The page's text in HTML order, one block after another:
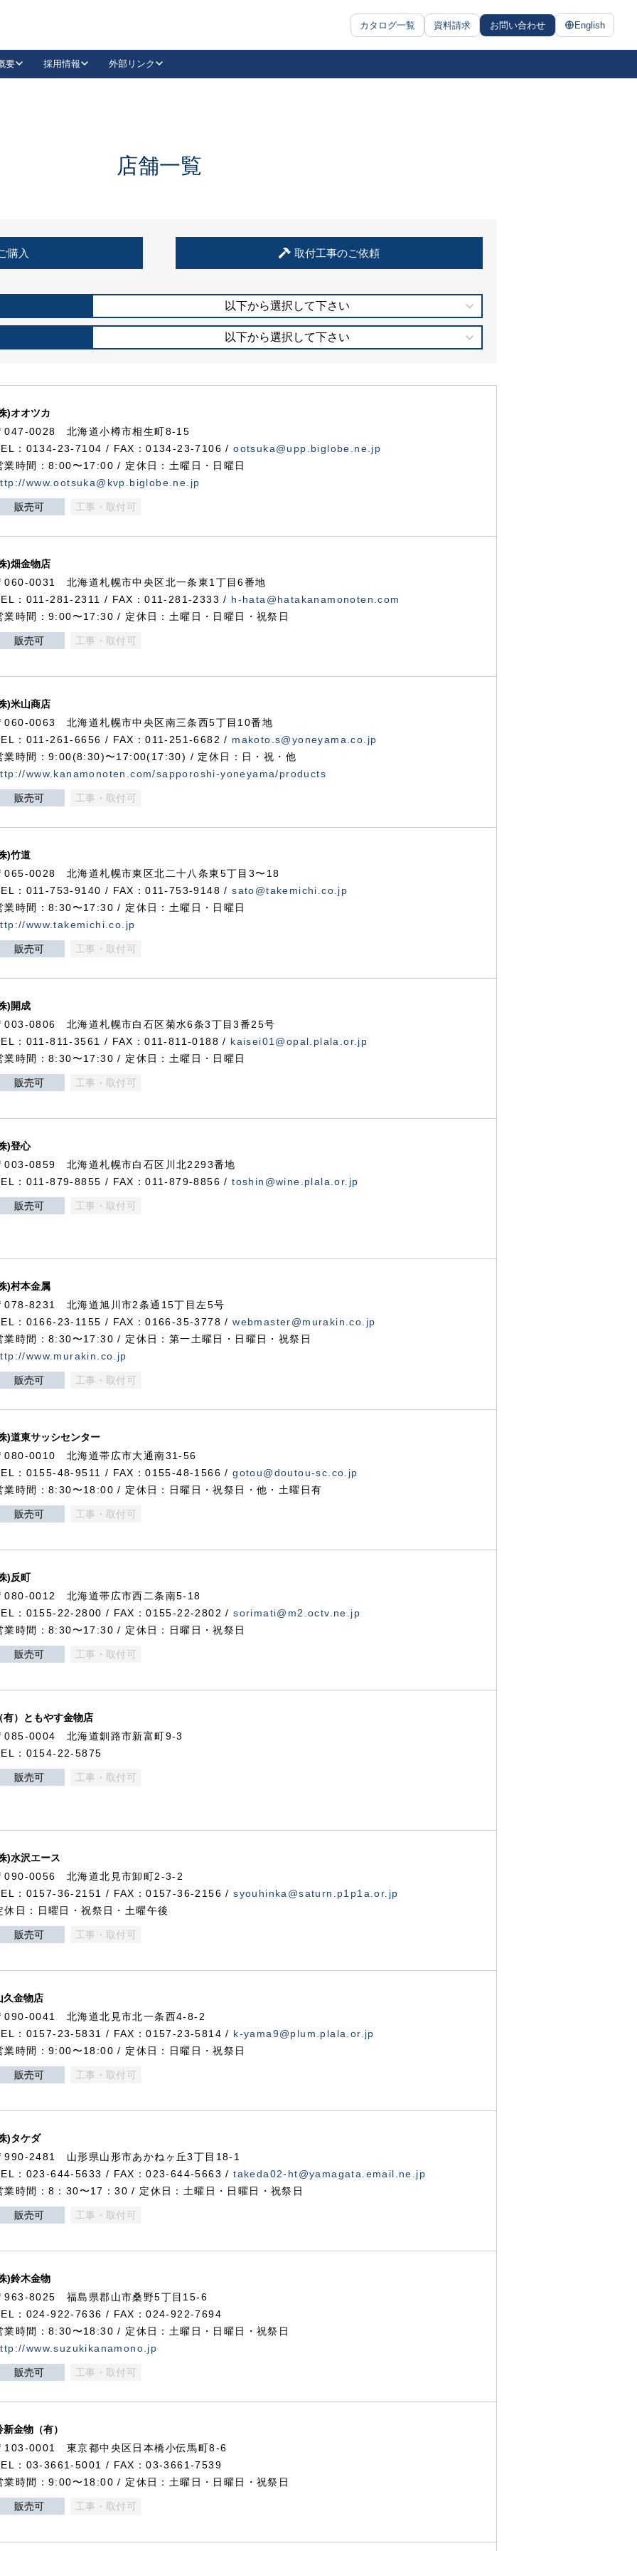
カタログ一覧 資料請求 お問い合わせ English
抗ウイルス・抗菌製品
要 採用情報 外部リンク
LinkedIn
住宅使用部材標準化推進協議会
店舗一覧
購入 取付工事のご依頼
以下から選択して下さい
以下から選択して下さい
)オオツカ
047-0028 北海道小樽市相生町8-15
：0134-23-7104 / FAX：0134-23-7106 /ootsuka@upp.biglobe.ne.jp
業時間：8:00〜17:00 / 定休日：土曜日・日曜日
www.ootsuka@kvp.biglobe.ne.jp
販売可 工事・取付可
)畑金物店
060-0031 北海道札幌市中央区北一条東1丁目6番地
：011-281-2311 / FAX：011-281-2333 / h-hata@hatakanamonoten.com
業時間：9:00〜17:30 / 定休日：土曜日・日曜日・祝祭日
販売可 工事・取付可
)米山商店
060-0063 北海道札幌市中央区南三条西5丁目10番地
：011-261-6656 / FAX：011-251-6682 / makoto.s@yoneyama.co.jp
業時間：9:00(8:30)〜17:00(17:30) / 定休日：日・祝・他
www.kanamonoten.com/sapporoshi-yoneyama/products
販売可 工事・取付可
)竹道
065-0028 北海道札幌市東区北二十八条東5丁目3〜18
：011-753-9140 / FAX：011-753-9148 /sato@takemichi.co.jp
業時間：8:30〜17:30 / 定休日：土曜日・日曜日
www.takemichi.co.jp
販売可 工事・取付可
)開成
003-0806 北海道札幌市白石区菊水6条3丁目3番25号
：011-811-3561 / FAX：011-811-0188 / kaisei01@opal.plala.or.jp
業時間：8:30〜17:30 / 定休日：土曜日・日曜日
販売可 工事・取付可
)登心
003-0859 北海道札幌市白石区川北2293番地
：011-879-8855 / FAX：011-879-8856 /toshin@wine.plala.or.jp
販売可 工事・取付可
)村本金属
078-8231 北海道旭川市2条通15丁目左5号
：0166-23-1155 / FAX：0166-35-3778 /webmaster@murakin.co.jp
業時間：8:30〜17:30 / 定休日：第一土曜日・日曜日・祝祭日
www.murakin.co.jp
販売可 工事・取付可
)道東サッシセンター
080-0010 北海道帯広市大通南31-56
：0155-48-9511 / FAX：0155-48-1566 /gotou@doutou-sc.co.jp
業時間：8:30〜18:00 / 定休日：日曜日・祝祭日・他・土曜日有
販売可 工事・取付可
)反町
080-0012 北海道帯広市西二条南5-18
：0155-22-2800 / FAX：0155-22-2802 /sorimati@m2.octv.ne.jp
業時間：8:30〜17:30 / 定休日：日曜日・祝祭日
販売可 工事・取付可
有）ともやす金物店
085-0004 北海道釧路市新富町9-3
：0154-22-5875
販売可 工事・取付可
)水沢エース
090-0056 北海道北見市卸町2-3-2
：0157-36-2151 / FAX：0157-36-2156 /syouhinka@saturn.p1p1a.or.jp
休日：日曜日・祝祭日・土曜午後
販売可 工事・取付可
久金物店
090-0041 北海道北見市北一条西4-8-2
：0157-23-5831 / FAX：0157-23-5814 / k-yama9@plum.plala.or.jp
業時間：9:00〜18:00 / 定休日：日曜日・祝祭日
販売可 工事・取付可
)タケダ
990-2481 山形県山形市あかねヶ丘3丁目18-1
：023-644-5633 / FAX：023-644-5663 /takeda02-ht@yamagata.email.ne.jp
業時間：8：30〜17：30 / 定休日：土曜日・日曜日・祝祭日
販売可 工事・取付可
)鈴木金物
963-8025 福島県郡山市桑野5丁目15-6
：024-922-7636 / FAX：024-922-7694
業時間：8:30〜18:30 / 定休日：土曜日・日曜日・祝祭日
www.suzukikanamono.jp
販売可 工事・取付可
新金物（有）
103-0001 東京都中央区日本橋小伝馬町8-6
：03-3661-5001 / FAX：03-3661-7539
業時間：9:00〜18:00 / 定休日：土曜日・日曜日・祝祭日
販売可 工事・取付可